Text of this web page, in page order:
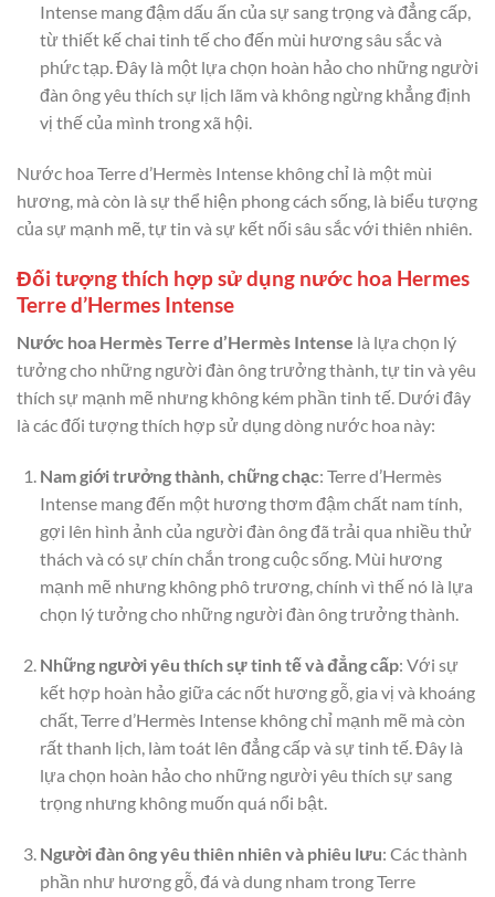
Intense mang đậm dấu ấn của sự sang trọng và đẳng cấp,
từ thiết kế chai tinh tế cho đến mùi hương sâu sắc và
phức tạp. Đây là một lựa chọn hoàn hảo cho những người
đàn ông yêu thích sự lịch lãm và không ngừng khẳng định
vị thế của mình trong xã hội.
Nước hoa Terre d’Hermès Intense không chỉ là một mùi
hương, mà còn là sự thể hiện phong cách sống, là biểu tượng
của sự mạnh mẽ, tự tin và sự kết nối sâu sắc với thiên nhiên.
Đối tượng thích hợp sử dụng nước hoa Hermes
Terre d’Hermes Intense
Nước hoa Hermès Terre d’Hermès Intense là lựa chọn lý
tưởng cho những người đàn ông trưởng thành, tự tin và yêu
thích sự mạnh mẽ nhưng không kém phần tinh tế. Dưới đây
là các đối tượng thích hợp sử dụng dòng nước hoa này:
Nam giới trưởng thành, chững chạc: Terre d’Hermès
Intense mang đến một hương thơm đậm chất nam tính,
gợi lên hình ảnh của người đàn ông đã trải qua nhiều thử
thách và có sự chín chắn trong cuộc sống. Mùi hương
mạnh mẽ nhưng không phô trương, chính vì thế nó là lựa
chọn lý tưởng cho những người đàn ông trưởng thành.
Những người yêu thích sự tinh tế và đẳng cấp: Với sự
kết hợp hoàn hảo giữa các nốt hương gỗ, gia vị và khoáng
chất, Terre d’Hermès Intense không chỉ mạnh mẽ mà còn
rất thanh lịch, làm toát lên đẳng cấp và sự tinh tế. Đây là
lựa chọn hoàn hảo cho những người yêu thích sự sang
trọng nhưng không muốn quá nổi bật.
Người đàn ông yêu thiên nhiên và phiêu lưu: Các thành
phần như hương gỗ, đá và dung nham trong Terre